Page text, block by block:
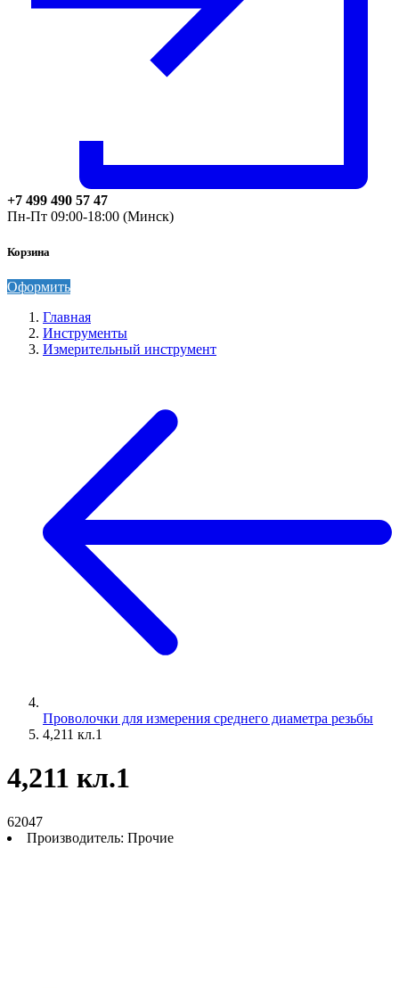
+7 499 490 57 47
Пн-Пт 09:00-18:00 (Минск)
Корзина
Оформить
Главная
Инструменты
Измерительный инструмент
Проволочки для измерения среднего диаметра резьбы
4,211 кл.1
4,211 кл.1
62047
Производитель: Прочие